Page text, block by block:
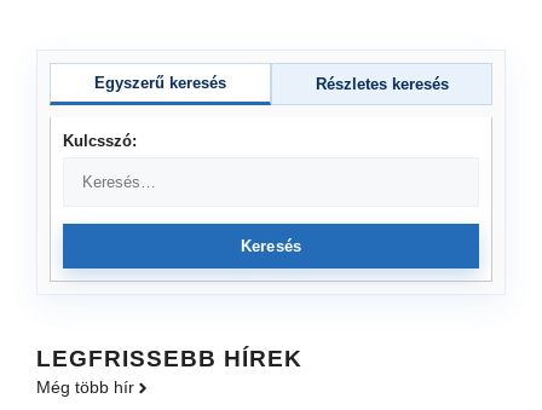
Egyszerű keresés Részletes keresés
Kulcsszó:
Keresés
LEGFRISSEBB HÍREK
Még több hír